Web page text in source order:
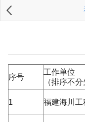
序号
工作单位
（排序不分
1 福建海川工